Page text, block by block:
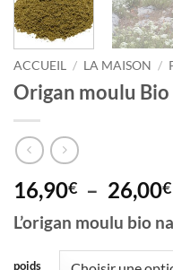
ACCUEIL / LA MAISON /
Origan moulu Bio
16,90€ – 26,00€
L’origan moulu bio
poids